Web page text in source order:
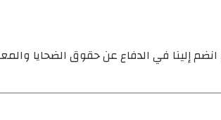
إلينا في الدفاع عن حقوق الضحايا